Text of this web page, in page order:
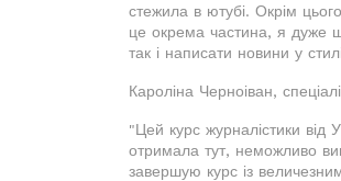
стежила в ютубі. Окрім
це окрема частина, я дуже
так і написати новини у
Кароліна Черноіван,
"Цей курс журналістики
отримала тут, неможливо
завершую курс із